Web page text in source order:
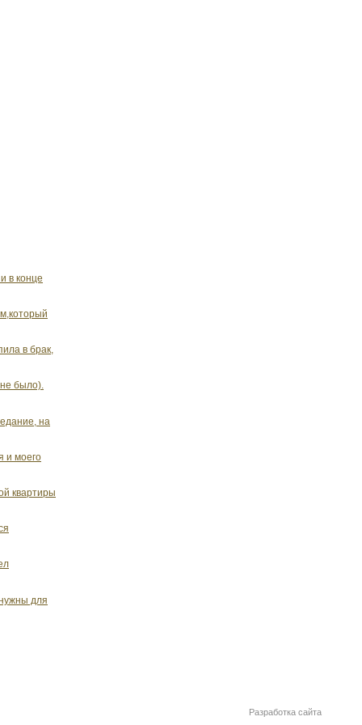
в конце
в брак,
было).
на
и моего
квартиры
для
Разработка сайта